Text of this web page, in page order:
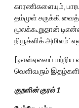
காரணிகளையும்,
தம்முள் சுருக்கி
மூலக்கூறுதான்
நியூக்ளிக்
[டிஎன்ஏவைப்
வெளிவரும்
குறளின் குரல் 1